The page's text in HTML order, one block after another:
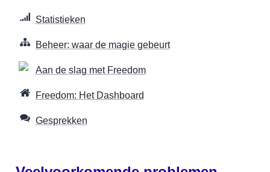
Statistieken
Beheer: waar de magie gebeurt
Aan de slag met Freedom
Freedom: Het Dashboard
Gesprekken